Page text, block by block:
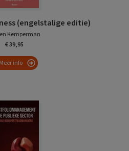
(engelstalige editie)
Kemperman
€ 39,95
Meer info